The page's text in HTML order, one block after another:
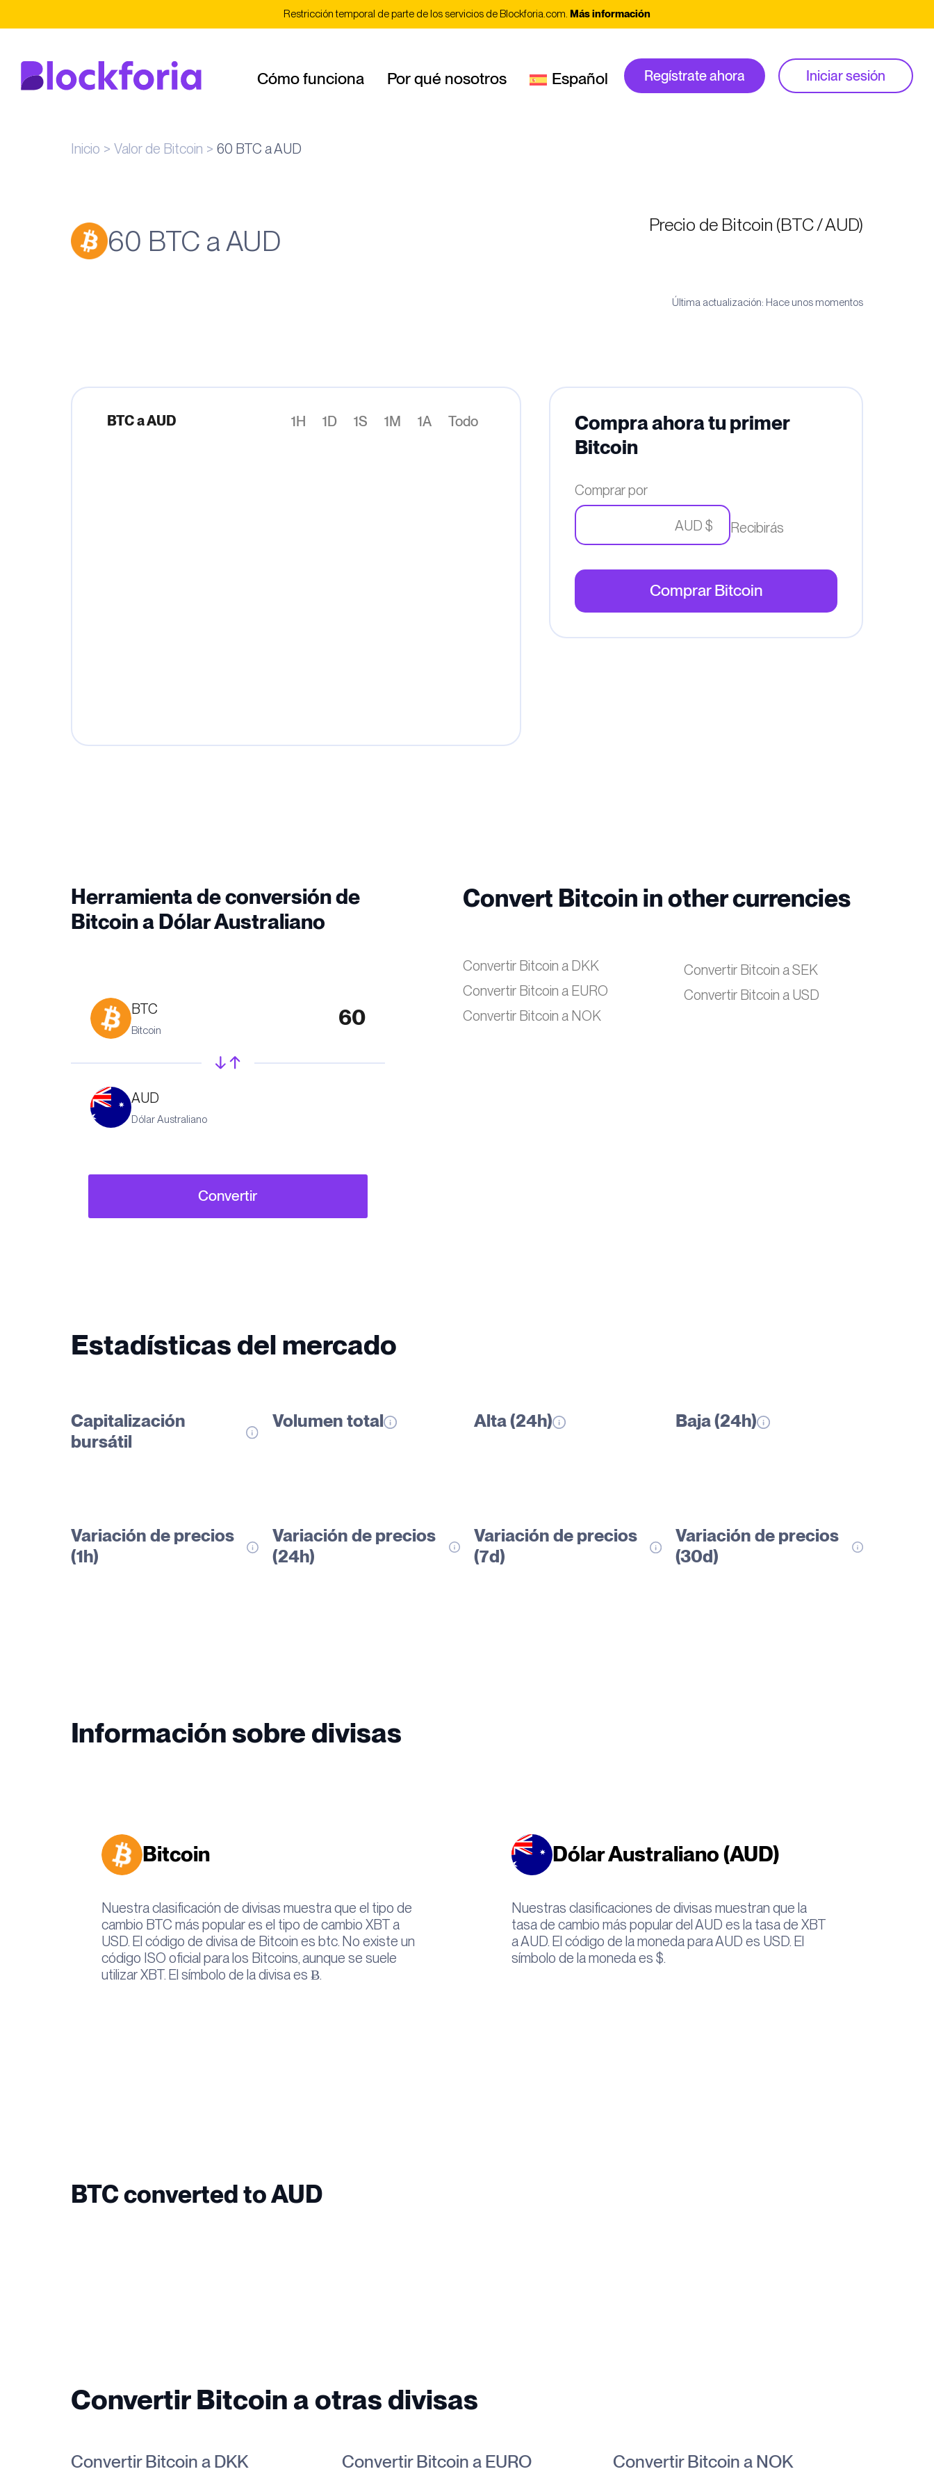
Restricción temporal de parte de los servicios de Blockforia.com. Más información
Cómo funciona Por qué nosotros Español Regístrate ahora Iniciar sesión
Inicio Valor de Bitcoin 60 BTC a AUD
60 BTC a AUD Precio de Bitcoin (BTC / AUD)
Última actualización: Hace unos momentos
BTC a AUD 1H 1D 1S 1M 1A Todo
Compra ahora tu primer
Bitcoin
Comprar por
AUD $ Recibirás
Comprar Bitcoin
Herramienta de conversión de
Bitcoin a Dólar Australiano
BTC
Bitcoin
AUD
Dólar Australiano
Convertir
Convert Bitcoin in other currencies
Convertir Bitcoin a DKK
Convertir Bitcoin a EURO
Convertir Bitcoin a NOK
Convertir Bitcoin a SEK
Convertir Bitcoin a USD
Estadísticas del mercado
Capitalización
bursátil
Volumen total Alta (24h) Baja (24h)
Variación de precios
(1h)
Variación de precios
(24h)
Variación de precios
(7d)
Variación de precios
(30d)
Información sobre divisas
Bitcoin
Nuestra clasificación de divisas muestra que el tipo de
cambio BTC más popular es el tipo de cambio XBT a
USD. El código de divisa de Bitcoin es btc. No existe un
código ISO oficial para los Bitcoins, aunque se suele
utilizar XBT. El símbolo de la divisa es Ƀ.
Dólar Australiano (AUD)
Nuestras clasificaciones de divisas muestran que la
tasa de cambio más popular del AUD es la tasa de XBT
a AUD. El código de la moneda para AUD es USD. El
símbolo de la moneda es $.
BTC converted to AUD
Convertir Bitcoin a otras divisas
Convertir Bitcoin a DKK Convertir Bitcoin a EURO Convertir Bitcoin a NOK